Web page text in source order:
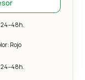
24–48h.
Rojo
24–48h.